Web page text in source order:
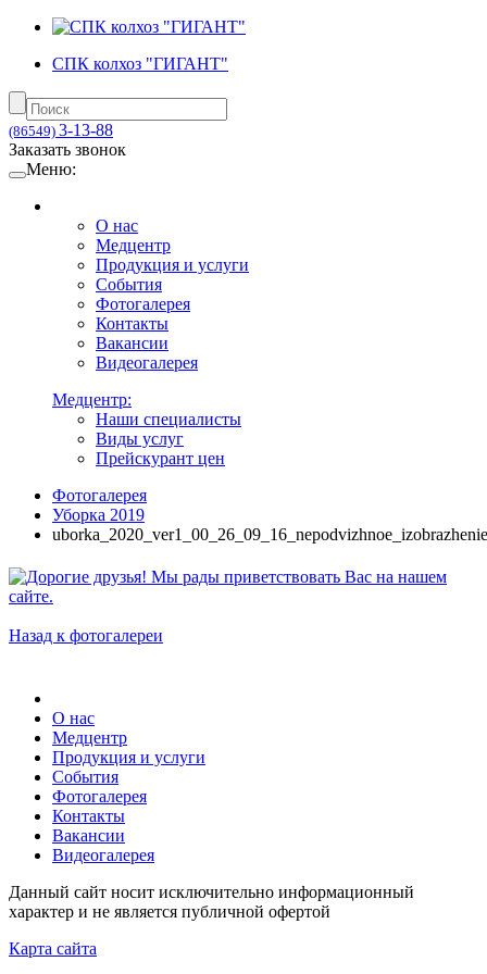
СПК колхоз "ГИГАНТ"
(86549) 3-13-88
Заказать звонок
Меню:
О нас
Медцентр
Продукция и услуги
События
Фотогалерея
Контакты
Вакансии
Видеогалерея
Медцентр:
Наши специалисты
Виды услуг
Прейскурант цен
Фотогалерея
Уборка 2019
Назад к фотогалереи
О нас
Медцентр
Продукция и услуги
События
Фотогалерея
Контакты
Вакансии
Видеогалерея
Данный сайт носит исключительно информационный
характер и не является публичной офертой
Карта сайта